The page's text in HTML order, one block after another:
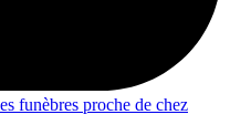
funèbres proche de chez